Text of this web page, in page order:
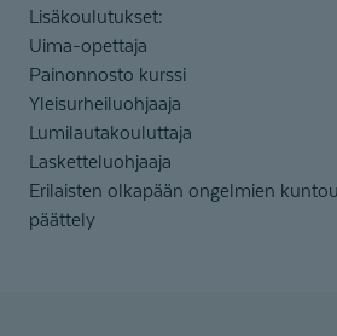
Lisäkoulutukset:
Uima-opettaja
Painonnosto kurssi
Yleisurheiluohjaaja
Lumilautakouluttaja
Lasketteluohjaaja
Erilaisten olkapään ongelmien
päättely